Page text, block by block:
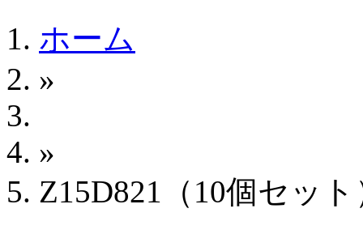
ホーム
»
»
Z15D821（10個セッ